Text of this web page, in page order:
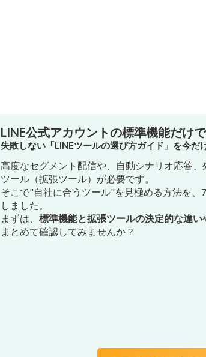
LINE公式アカウントの標準機能だけ
失敗しない「LINEツールの選び方ガイド」を今だ
高度なセグメント配信や、自動シナリオ応答
ツール（拡張ツール）が必要です。
そこで"自社に合うツール"を見極める方法を
しました。
まずは、 標準機能と拡張ツールの決定的な違い
まとめて確認してみませんか？